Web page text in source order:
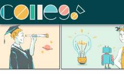
ColleGo! 大學選才與高中育才輔助系統